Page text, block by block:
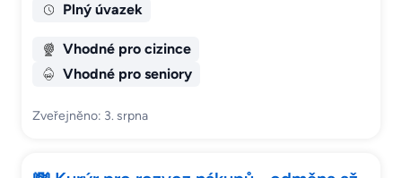
Plný úvazek
Vhodné pro cizince
Vhodné pro seniory
Zveřejněno: 3. srpna